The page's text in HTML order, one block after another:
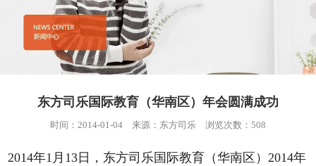
东方司乐国际教育（华南区）年会圆满成功
时间：2014-01-04 来源：东方司乐 浏览次数： 508
2014年1月13日，东方司乐国际教育（华南区）2014年